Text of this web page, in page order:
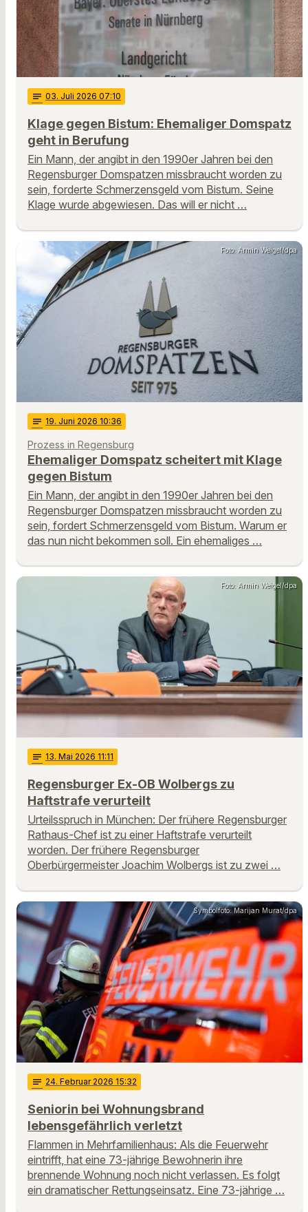
notes 03. Juli 2026 07:10
Klage gegen Bistum: Ehemaliger Domspatz
geht in Berufung
Ein Mann, der angibt in den 1990er Jahren bei den
Regensburger Domspatzen missbraucht worden zu
sein, forderte Schmerzensgeld vom Bistum. Seine
Klage wurde abgewiesen. Das will er nicht …
Foto: Armin Weigel/dpa
notes 19. Juni 2026 10:36
Prozess in Regensburg
Ehemaliger Domspatz scheitert mit Klage
gegen Bistum
Ein Mann, der angibt in den 1990er Jahren bei den
Regensburger Domspatzen missbraucht worden zu
sein, fordert Schmerzensgeld vom Bistum. Warum er
das nun nicht bekommen soll. Ein ehemaliges …
Foto: Armin Weigel/dpa
notes 13. Mai 2026 11:11
Regensburger Ex-OB Wolbergs zu
Haftstrafe verurteilt
Urteilsspruch in München: Der frühere Regensburger
Rathaus-Chef ist zu einer Haftstrafe verurteilt
worden. Der frühere Regensburger
Oberbürgermeister Joachim Wolbergs ist zu zwei …
Symbolfoto: Marijan Murat/dpa
notes 24. Februar 2026 15:32
Seniorin bei Wohnungsbrand
lebensgefährlich verletzt
Flammen in Mehrfamilienhaus: Als die Feuerwehr
eintrifft, hat eine 73-jährige Bewohnerin ihre
brennende Wohnung noch nicht verlassen. Es folgt
ein dramatischer Rettungseinsatz. Eine 73-jährige …